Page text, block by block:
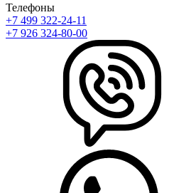
Телефоны
+7 499 322-24-11
+7 926 324-80-00